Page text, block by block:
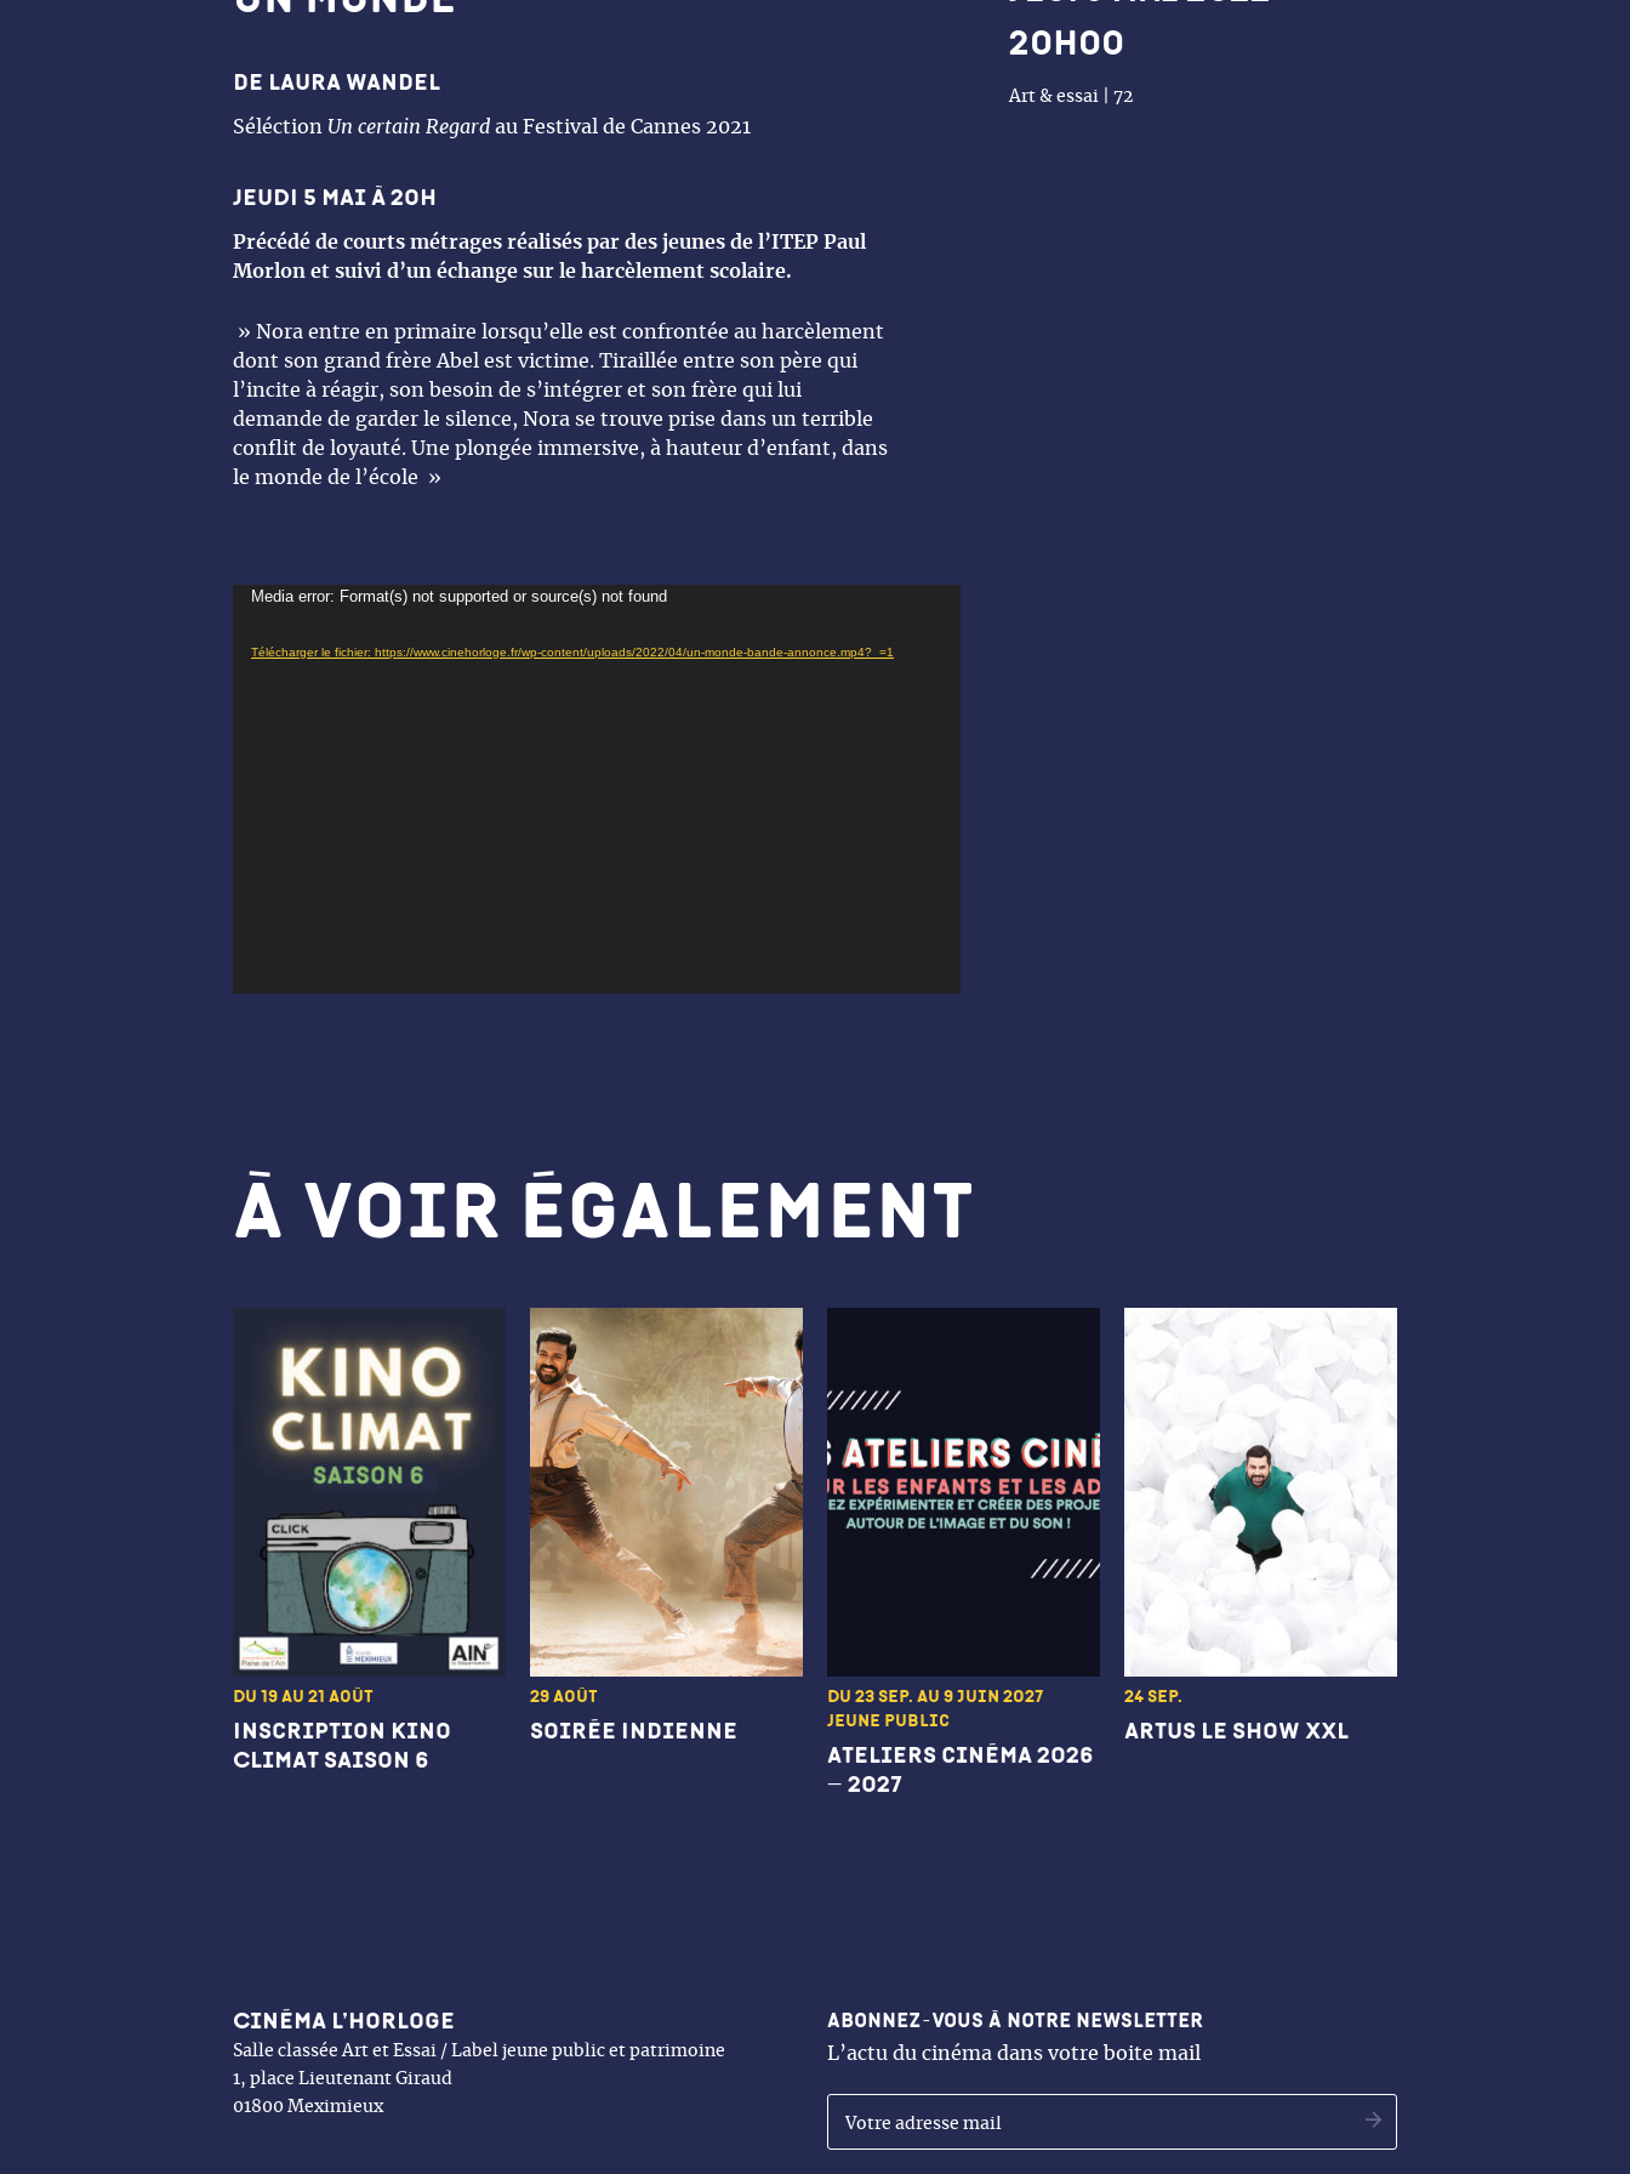
de laura Wandel
Séléction Un certain Regard au Festival de Cannes 2021
JEUDI 5 mai à 20h
Précédé de courts métrages réalisés par des jeunes de l’ITEP Paul
Morlon et suivi d’un échange sur le harcèlement scolaire.
» Nora entre en primaire lorsqu’elle est confrontée au harcèlement
dont son grand frère Abel est victime. Tiraillée entre son père qui
l’incite à réagir, son besoin de s’intégrer et son frère qui lui
demande de garder le silence, Nora se trouve prise dans un terrible
conflit de loyauté. Une plongée immersive, à hauteur d’enfant, dans
le monde de l’école »
Lecteur
Media error: Format(s) not supported or source(s) not found
Télécharger le fichier: https://www.cinehorloge.fr/wp-content/uploads/2022/04/un-monde-bande-annonce.mp4?_=1
20h00
Art & essai | 72
À voir également
Du 19 au 21 août
Inscription Kino
Climat saison 6
29 août
soirée Indienne
Du 23 sep. au 9 juin 2027
Jeune public
Ateliers cinéma 2026
– 2027
24 sep.
Artus le show XXL
Cinéma l’Horloge
Salle classée Art et Essai / Label jeune public et patrimoine
1, place Lieutenant Giraud
01800 Meximieux
Abonnez-vous à notre newsletter
L’actu du cinéma dans votre boite mail